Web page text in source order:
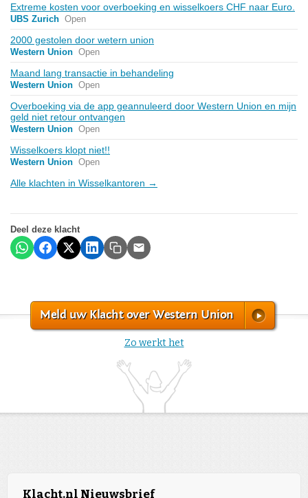
Extreme kosten voor overboeking en wisselkoers CHF naar Euro.
UBS Zurich Open
2000 gestolen door wetern union
Western Union Open
Maand lang transactie in behandeling
Western Union Open
Overboeking via de app geannuleerd door Western Union en mijn
geld niet retour ontvangen
Western Union Open
Wisselkoers klopt niet!!
Western Union Open
Alle klachten in Wisselkantoren →
Deel deze klacht
Meld uw Klacht over Western Union
Zo werkt het
Klacht.nl Nieuwsbrief